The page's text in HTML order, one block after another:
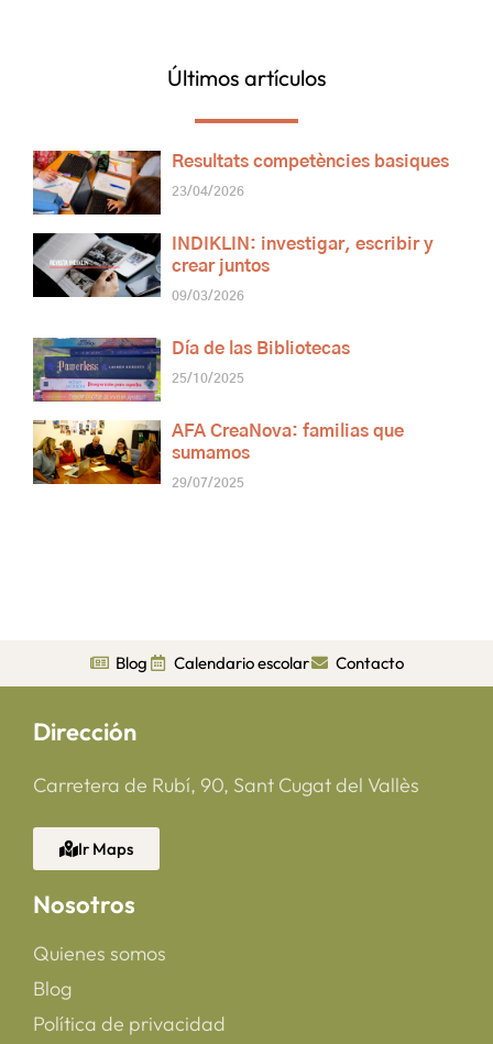
Últimos artículos
Resultats competències basiques
23/04/2026
INDIKLIN: investigar, escribir y
crear juntos
09/03/2026
Día de las Bibliotecas
25/10/2025
AFA CreaNova: familias que
sumamos
29/07/2025
Blog Calendario escolar Contacto
Dirección
Carretera de Rubí, 90, Sant Cugat del Vallès
Ir Maps
Nosotros
Quienes somos
Blog
Política de privacidad